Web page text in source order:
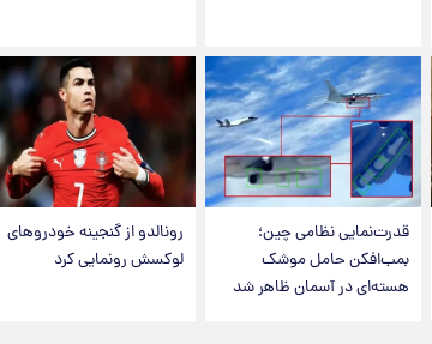
قدرت‌نمایی نظامی چین؛
بمب‌افکن حامل موشک
هسته‌ای در آسمان ظاهر شد
رونالدو از گنجینه خودروهای
لوکسش رونمایی کرد